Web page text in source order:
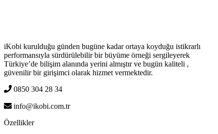
iKobi kurulduğu günden bugüne kadar ortaya koyduğu istikrarlı
performansıyla sürdürülebilir bir büyüme örneği sergileyerek
Türkiye’de bilişim alanında yerini almıştır ve bugün kaliteli ,
güvenilir bir girişimci olarak hizmet vermektedir.
0850 304 28 34
info@ikobi.com.tr
Özellikler